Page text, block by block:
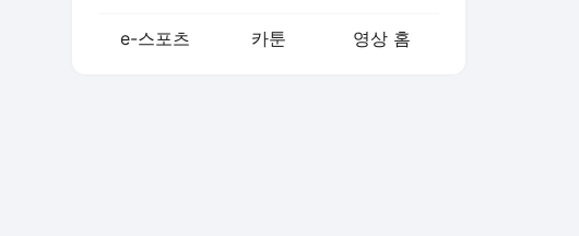
e-스포츠 카툰 영상 홈